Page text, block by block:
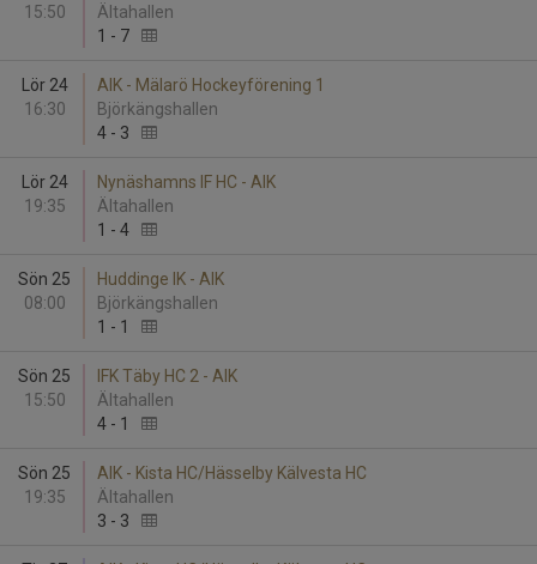
15:50
Ältahallen
1 - 7
Lör 24
16:30
AIK - Mälarö Hockeyförening 1
Björkängshallen
4 - 3
Lör 24
19:35
Nynäshamns IF HC - AIK
Ältahallen
1 - 4
Sön 25
08:00
Huddinge IK - AIK
Björkängshallen
1 - 1
Sön 25
15:50
IFK Täby HC 2 - AIK
Ältahallen
4 - 1
Sön 25
19:35
AIK - Kista HC/Hässelby Kälvesta HC
Ältahallen
3 - 3